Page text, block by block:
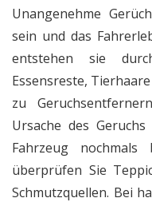
Unangenehme
sein und das
entstehen sie
Essensreste,
zu
Ursache des
Fahrzeug
überprüfen Sie
Schmutzquellen. Bei